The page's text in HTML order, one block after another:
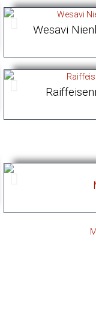
Wesavi